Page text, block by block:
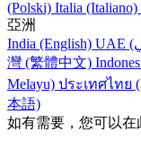
(Polski) Italia (Italiano)
亞洲
India (English)
灣 (繁體中文)
Melayu) ประเทศไทย
本語)
如有需要，您可以在